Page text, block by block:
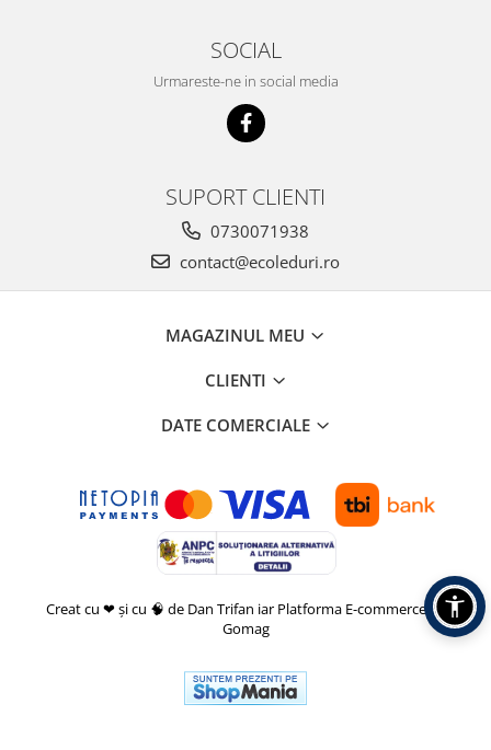
SOCIAL
Urmareste-ne in social media
SUPORT CLIENTI
0730071938
contact@ecoleduri.ro
MAGAZINUL MEU
CLIENTI
DATE COMERCIALE
Creat cu ❤ și cu 🧠 de Dan Trifan iar Platforma E-commerce by
Gomag